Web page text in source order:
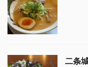
二条